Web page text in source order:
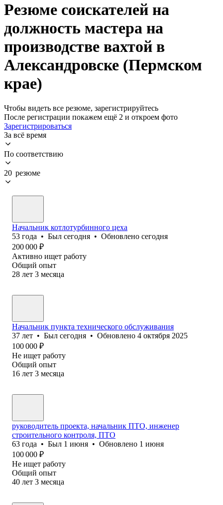
Резюме соискателей на
должность мастера на
производстве вахтой в
Александровске (Пермском
крае)
Чтобы видеть все резюме, зарегистрируйтесь
После регистрации покажем ещё 2 и откроем фото
Зарегистрироваться
За всё время
По соответствию
20 резюме
Начальник котлотурбинного цеха
53 года • Был сегодня • Обновлено сегодня
200 000 ₽
Активно ищет работу
Общий опыт
28 лет 3 месяца
Начальник пункта технического обслуживания
37 лет • Был сегодня • Обновлено 4 октября 2025
100 000 ₽
Не ищет работу
Общий опыт
16 лет 3 месяца
руководитель проекта, начальник ПТО, инженер
строительного контроля, ПТО
63 года • Был 1 июня • Обновлено 1 июня
100 000 ₽
Не ищет работу
Общий опыт
40 лет 3 месяца